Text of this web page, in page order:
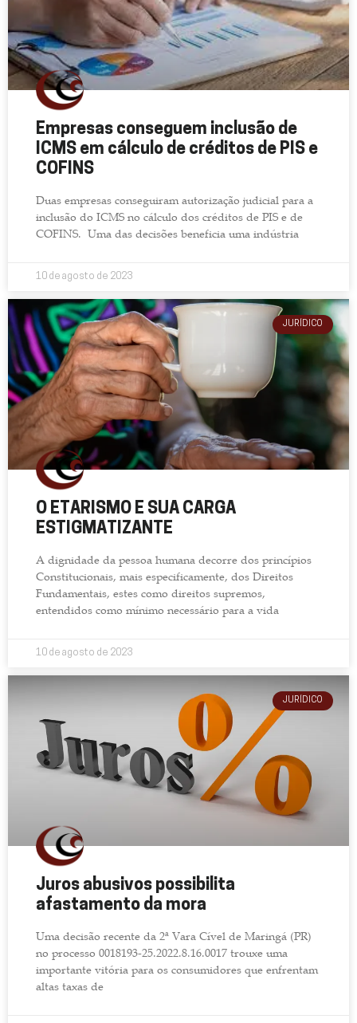
Empresas conseguem inclusão de
ICMS em cálculo de créditos de PIS e
COFINS
Duas empresas conseguiram autorização judicial para a
inclusão do ICMS no cálculo dos créditos de PIS e de
COFINS. Uma das decisões beneficia uma indústria
10 de agosto de 2023
JURÍDICO
O ETARISMO E SUA CARGA
ESTIGMATIZANTE
A dignidade da pessoa humana decorre dos princípios
Constitucionais, mais especificamente, dos Direitos
Fundamentais, estes como direitos supremos,
entendidos como mínimo necessário para a vida
10 de agosto de 2023
JURÍDICO
Juros abusivos possibilita
afastamento da mora
Uma decisão recente da 2ª Vara Cível de Maringá (PR)
no processo 0018193-25.2022.8.16.0017 trouxe uma
importante vitória para os consumidores que enfrentam
altas taxas de